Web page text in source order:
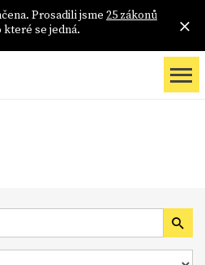
Prosadili jsme 25 zákonů
se jedná.